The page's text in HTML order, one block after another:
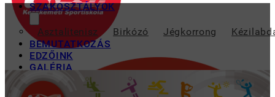
SZAKOSZTÁLYOK
Asztalitenisz Birkózó Jégkorrong
BEMUTATKOZÁS
EDZŐINK
GALÉRIA
TAO
KAPCSOLAT